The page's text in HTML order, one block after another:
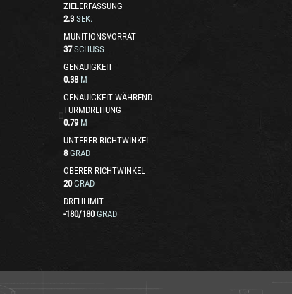
ZIELERFASSUNG
2.3 SEK.
MUNITIONSVORRAT
37 SCHUSS
GENAUIGKEIT
0.38 M
GENAUIGKEIT WÄHREND
TURMDREHUNG
0.79 M
UNTERER RICHTWINKEL
8 GRAD
OBERER RICHTWINKEL
20 GRAD
DREHLIMIT
-180/180 GRAD